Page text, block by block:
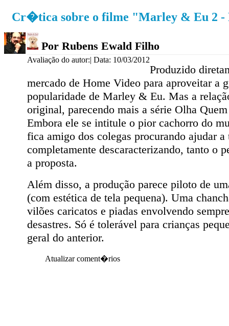
Cr�tica sobre o filme "Marley & Eu 2 -
Por Rubens Ewald Filho
Avaliação do autor:| Data: 10/03/2012
Produzido
mercado de Home Video para aproveitar a
popularidade de Marley & Eu. Mas a
original, parecendo mais a série Olha
Embora ele se intitule o pior cachorro do
fica amigo dos colegas procurando ajudar
completamente descaracterizando, tanto o
a proposta.
Além disso, a produção parece piloto de
(com estética de tela pequena). Uma
vilões caricatos e piadas envolvendo
desastres. Só é tolerável para crianças
geral do anterior.
Atualizar coment�rios